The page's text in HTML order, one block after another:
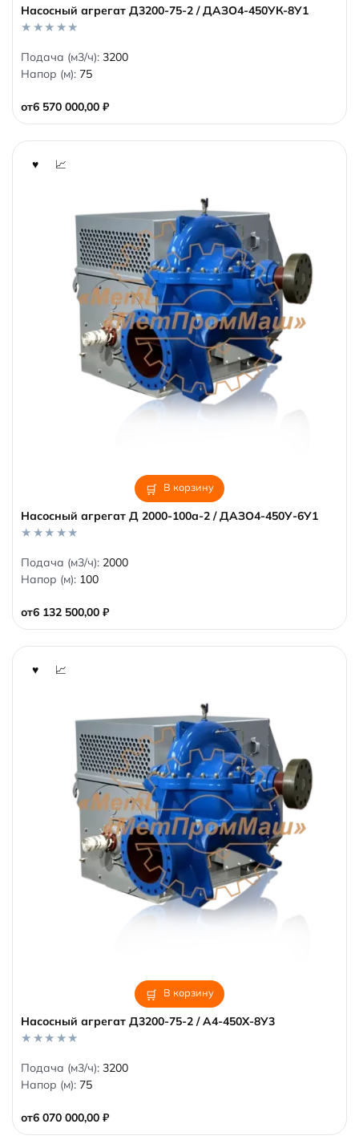
Насосный агрегат Д3200-75-2 / ДАЗО4-450УК-8У1
от6 570 000,00 ₽
0
o
u
f
5
Подача (м3/ч): 3200
Напор (м): 75
В корзину
Насосный агрегат Д 2000-100а-2 / ДАЗО4-450У-6У1
от6 132 500,00 ₽
0
o
u
f
5
Подача (м3/ч): 2000
Напор (м): 100
В корзину
Насосный агрегат Д3200-75-2 / А4-450Х-8У3
от6 070 000,00 ₽
0
o
u
f
5
Подача (м3/ч): 3200
Напор (м): 75